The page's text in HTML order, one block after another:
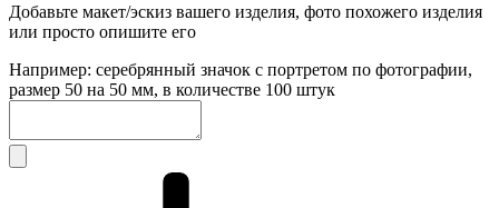
Добавьте макет/эскиз вашего изделия, фото похожего изделия
или просто опишите его
Например: серебрянный значок с портретом по фотографии,
размер 50 на 50 мм, в количестве 100 штук